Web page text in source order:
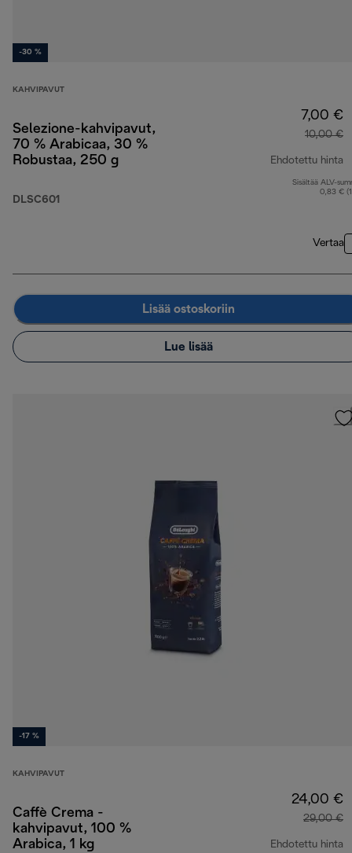
-30 %
KAHVIPAVUT
Selezione-kahvipavut,
70 % Arabicaa, 30 %
Robustaa, 250 g
DLSC601
7,00 €
10,00 €
Ehdotettu hinta
Sisältää ALV-
0,83 €
Vertaa
Lisää ostoskoriin
Lue lisää
-17 %
KAHVIPAVUT
Caffè Crema -
kahvipavut, 100 %
Arabica, 1 kg
24,00 €
29,00 €
Ehdotettu hinta